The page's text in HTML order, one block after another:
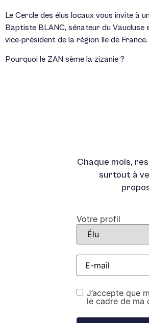
Le Cercle des élus locaux vous invite à
Baptiste BLANC, sénateur du
vice-président de la région Ile de France.
Pourquoi le ZAN sème la zizanie ?
Chaque mois,
surtout à
Votre profil
E-
mail*
RGPD*
J’accepte que
le cadre de ma